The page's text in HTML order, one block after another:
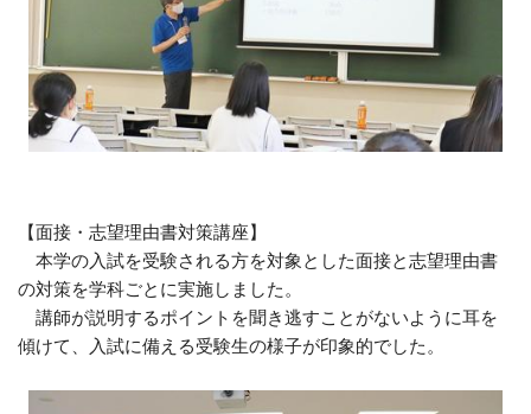
【面接・志望理由書対策講座】
本学の入試を受験される方を対象とした面接と志望理由書
の対策を学科ごとに実施しました。
講師が説明するポイントを聞き逃すことがないように耳を
傾けて、入試に備える受験生の様子が印象的でした。